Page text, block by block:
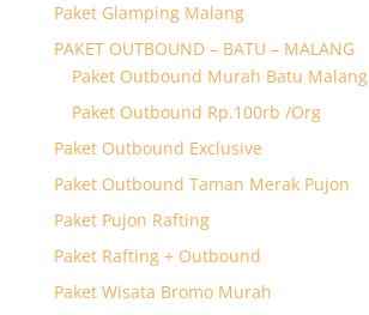
Paket Glamping Malang
PAKET OUTBOUND – BATU – MALANG
Paket Outbound Murah Batu Malang
Paket Outbound Rp.100rb /Org
Paket Outbound Exclusive
Paket Outbound Taman Merak Pujon
Paket Pujon Rafting
Paket Rafting + Outbound
Paket Wisata Bromo Murah